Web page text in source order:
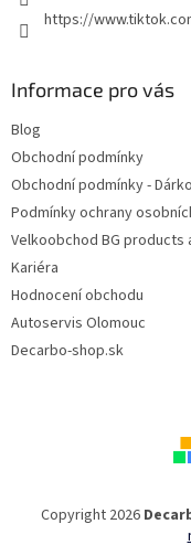
https://
Informace pro vás
Blog
Obchodní podmínky
Obchodní podmínky -
Podmínky ochrany
Velkoobchod BG products
Kariéra
Hodnocení obchodu
Autoservis Olomouc
Decarbo-shop.sk
Copyright 2026